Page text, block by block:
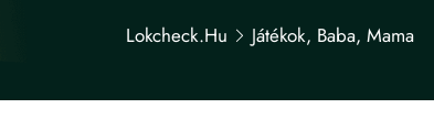
Lokcheck.hu Játékok, Baba, Mama